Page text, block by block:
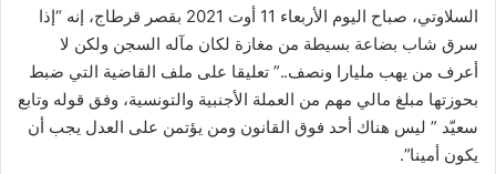
السلاوتي، صباح اليوم الأربعاء 11 أوت 2021 بقصر قرطاج، إنه “إذا
سرق شاب بضاعة بسيطة من مغازة لكان مآله السجن ولكن لا
أعرف من يهب مليارا ونصف..” تعليقا على ملف القاضية التي ضبط
بحوزتها مبلغ مالي مهم من العملة الأجنبية والتونسية، وفق قوله وتابع
سعيّد ” ليس هناك أحد فوق القانون ومن يؤتمن على العدل يجب أن
يكون أمينا”.